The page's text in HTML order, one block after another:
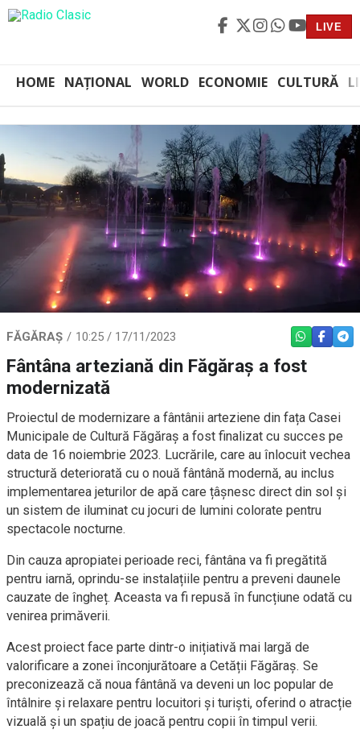
LIVE
HOME NAȚIONAL WORLD ECONOMIE CULTURĂ
FĂGĂRAȘ 10:25 / 17/11/2023 WHATSAPP
Fântâna arteziană din Făgăraș a fost
modernizată
Proiectul de modernizare a fântânii arteziene din fața Casei
Municipale de Cultură Făgăraș a fost finalizat cu succes pe
data de 16 noiembrie 2023. Lucrările, care au înlocuit vechea
structură deteriorată cu o nouă fântână modernă, au inclus
implementarea jeturilor de apă care țâșnesc direct din sol și
un sistem de iluminat cu jocuri de lumini colorate pentru
spectacole nocturne.
Din cauza apropiatei perioade reci, fântâna va fi pregătită
pentru iarnă, oprindu-se instalațiile pentru a preveni daunele
cauzate de îngheț. Aceasta va fi repusă în funcțiune odată cu
venirea primăverii.
Acest proiect face parte dintr-o inițiativă mai largă de
valorificare a zonei înconjurătoare a Cetății Făgăraș. Se
preconizează că noua fântână va deveni un loc popular de
întâlnire și relaxare pentru locuitori și turiști, oferind o atracție
vizuală și un spațiu de joacă pentru copii în timpul verii.